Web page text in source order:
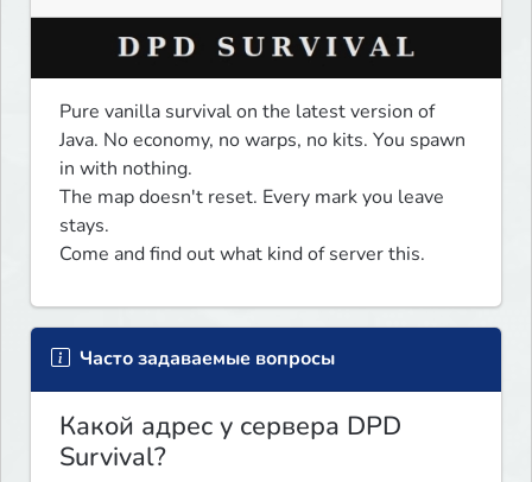
Pure vanilla survival on the latest version of
Java. No economy, no warps, no kits. You spawn
in with nothing.
The map doesn't reset. Every mark you leave
stays.
Come and find out what kind of server this.
Часто задаваемые вопросы
Какой адрес у сервера DPD
Survival?